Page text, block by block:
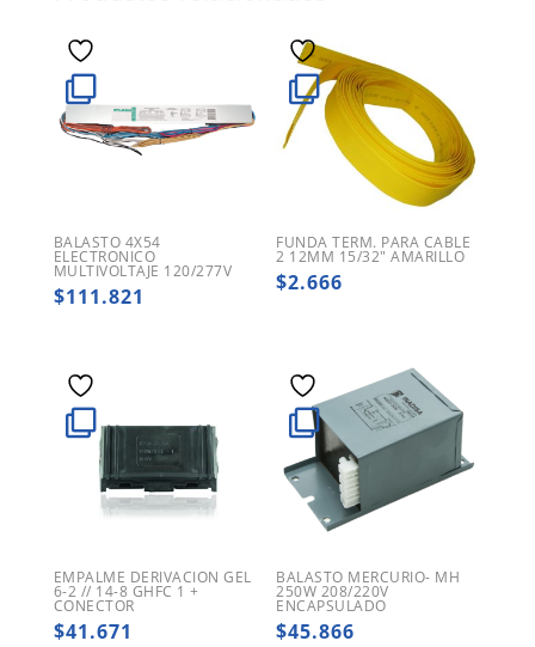
BALASTO 4X54
ELECTRONICO
MULTIVOLTAJE 120/277V
$111.821
FUNDA TERM. PARA CABLE
2 12MM 15/32″ AMARILLO
$2.666
EMPALME DERIVACION GEL
6-2 // 14-8 GHFC 1 +
CONECTOR
$41.671
BALASTO MERCURIO- MH
250W 208/220V
ENCAPSULADO
$45.866